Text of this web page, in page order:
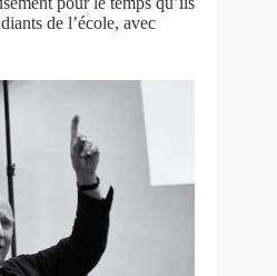
de l’école, avec